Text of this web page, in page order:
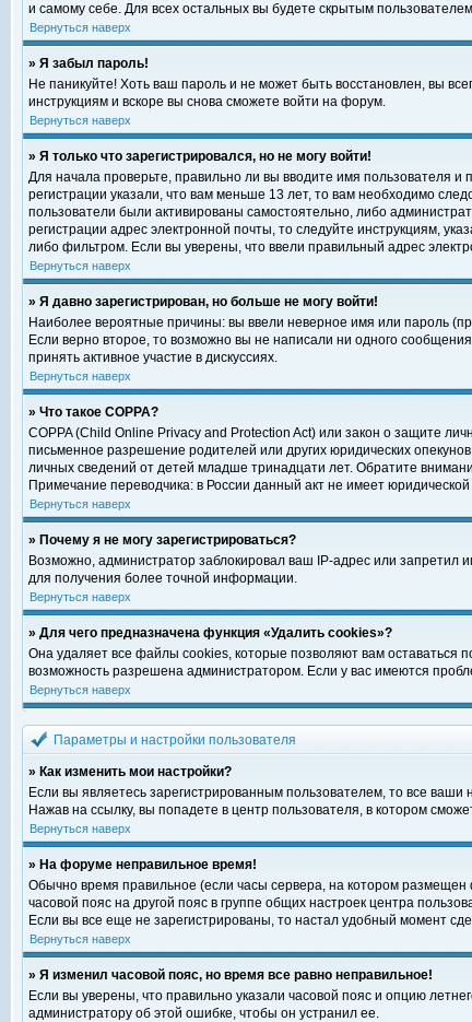
и самому себе. Для всех остальных вы будете скрытым
Вернуться наверх
» Я забыл пароль!
Не паникуйте! Хоть ваш пароль и не может быть восстановлен, вы
инструкциям и вскоре вы снова сможете войти на форум.
Вернуться наверх
» Я только что зарегистрировался, но не могу войти!
Для начала проверьте, правильно ли вы вводите имя пользователя
регистрации указали, что вам меньше 13 лет, то вам необходимо
пользователи были активированы самостоятельно, либо
регистрации адрес электронной почты, то следуйте инструкциям,
либо фильтром. Если вы уверены, что ввели правильный адрес
Вернуться наверх
» Я давно зарегистрирован, но больше не могу войти!
Наиболее вероятные причины: вы ввели неверное имя или пароль
Если верно второе, то возможно вы не написали ни одного
принять активное участие в дискуссиях.
Вернуться наверх
» Что такое COPPA?
COPPA (Child Online Privacy and Protection Act) или закон о защите
письменное разрешение родителей или других юридических
личных сведений от детей младше тринадцати лет. Обратите
Примечание переводчика: в России данный акт не имеет
Вернуться наверх
» Почему я не могу зарегистрироваться?
Возможно, администратор заблокировал ваш IP-адрес или запретил
для получения более точной информации.
Вернуться наверх
» Для чего предназначена функция «Удалить cookies»?
Она удаляет все файлы cookies, которые позволяют вам оставаться
возможность разрешена администратором. Если у вас имеются
Вернуться наверх
Параметры и настройки пользователя
» Как изменить мои настройки?
Если вы являетесь зарегистрированным пользователем, то все
Нажав на ссылку, вы попадете в центр пользователя, в котором
Вернуться наверх
» На форуме неправильное время!
Обычно время правильное (если часы сервера, на котором
часовой пояс на другой пояс в группе общих настроек центра
Если вы все еще не зарегистрированы, то настал удобный момент
Вернуться наверх
» Я изменил часовой пояс, но время все равно неправильное!
Если вы уверены, что правильно указали часовой пояс и опцию
администратору об этой ошибке, чтобы он устранил ее.